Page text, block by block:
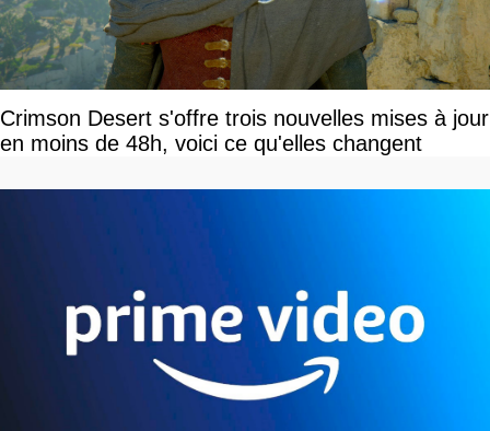
Crimson Desert s'offre trois nouvelles mises à jour
en moins de 48h, voici ce qu'elles changent